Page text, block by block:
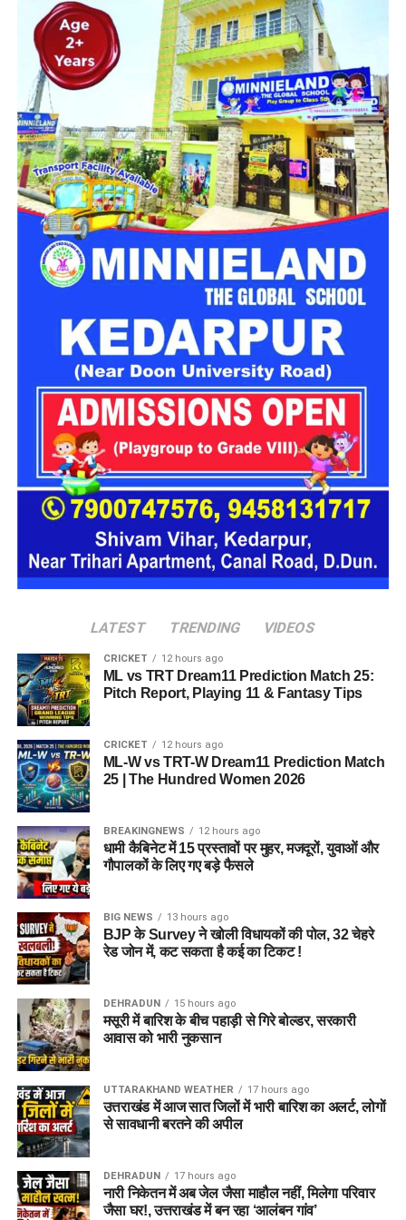
महिला सशक्तिकरण एवं बाल विकास विभाग की ओर से इसके लिए ‘आलंबन
गांव’ विकसित करने की योजना तैयार की जा रही है। इस योजना का उद्देश्य
नारी निकेतन में रहने वाली महिलाओं और बच्चों को सुरक्षित माहौल के साथ-
साथ घर जैसा अपनापन और स्वतंत्रता देना है।
उत्तराखंड में बन रहा ‘आलंबन गांव’
महिला सशक्तिकरण एवं बाल विकास विभागके निदेशक आईएएस बंशीलाल
राणा के मुताबिक, नारी निकेतन में आने वाली कई महिलाएं और बच्चे खुद को
एक बंद संस्थान या जेल जैसी जगह पर महसूस करते हैं। यही वजह है कि
कई बार बच्चे वहां से निकलने या भागने की कोशिश तक करने लगते हैं।
इसी समस्या को ध्यान में रखते हुए विभाग अब ऐसा इंफ्रास्ट्रक्चर तैयार
करने की दिशा में काम कर रहा है, जहां रहने वाले लोगों को संस्थागत माहौल
के बजाय परिवार जैसा वातावरण मिल सके।
16 घरों में मिलेगा परिवार जैसा माहौल
प्रस्तावित आलंबन गांव में कॉटेज और छोटे घर विकसित किए जाएंगे। यहां
एक परिवार की तर्ज पर लोगों को रखा जाएगा। योजना के मुताबिक, एक
यूनिट में करीब दो महिलाएं, चार बच्चे और एक किशोरी को शामिल किया
जाएगा। इस तरह उन्हें एक परिवार की तरह साथ रहने का अवसर मिलेगा।
हर यूनिट में अलग किचन जैसी सुविधाएं भी होंगी, ताकि वहां रहने वाली
महिलाओं और बच्चों को रोजमर्रा के जीवन में ज्यादा स्वतंत्रता और जिम्मेदारी
का अनुभव हो सके। प्रस्तावित परिसर में कुल 16 घर विकसित किए
जाएंगे, जिनमें करीब 88 लोगों के रहने की व्यवस्था होगी।
जेल नहीं, रेजिडेंशियल कॉम्प्लेक्स जैसा
होगा माहौल
आलंबन गांव की सबसे खास बात यही होगी कि यहां रहने वाली महिलाओं
और बच्चों को यह महसूस न हो कि वे किसी जेल या बंद संस्थान में रह रहे
किया जाएगा, जहां सुरक्षा के साथ रहने, पढ़ाई, दैनिक जीवन और सामाजिक
विकास से जुड़ी सुविधाएं उपलब्ध होंगी।
परिसर को आधुनिक सुविधाओं से लैस करने की योजना है। यहां आंगनबाड़ी
केंद्र भी खोले जाएंगे। जरूरत पड़ने पर प्राथमिक विद्यालय की सुविधा भी
उपलब्ध कराई जा सकती है। इस पहल का मकसद सिर्फ महिलाओं और
बच्चों को रहने की जगह देना नहीं, बल्कि उन्हें ऐसा वातावरण उपलब्ध कराना
है, जहां वे खुद को सुरक्षित, सम्मानित और परिवार का हिस्सा महसूस कर
सकें।
LATEST TRENDING VIDEOS
CRICKET 12 hours ago
ML vs TRT Dream11 Prediction Match 25:
Pitch Report, Playing 11 & Fantasy Tips
CRICKET 12 hours ago
ML-W vs TRT-W Dream11 Prediction Match
25 | The Hundred Women 2026
BREAKINGNEWS 12 hours ago
धामी कैबिनेट में 15 प्रस्तावों पर मुहर, मजदूरों, युवाओं और
गौपालकों के लिए गए बड़े फैसले
BIG NEWS 13 hours ago
BJP के Survey ने खोली विधायकों की पोल, 32 चेहरे
रेड जोन में, कट सकता है कई का टिकट !
DEHRADUN 15 hours ago
मसूरी में बारिश के बीच पहाड़ी से गिरे बोल्डर, सरकारी
आवास को भारी नुकसान
UTTARAKHAND WEATHER 17 hours ago
उत्तराखंड में आज सात जिलों में भारी बारिश का अलर्ट, लोगों
से सावधानी बरतने की अपील
DEHRADUN 17 hours ago
नारी निकेतन में अब जेल जैसा माहौल नहीं, मिलेगा परिवार
जैसा घर!, उत्तराखंड में बन रहा ‘आलंबन गांव’